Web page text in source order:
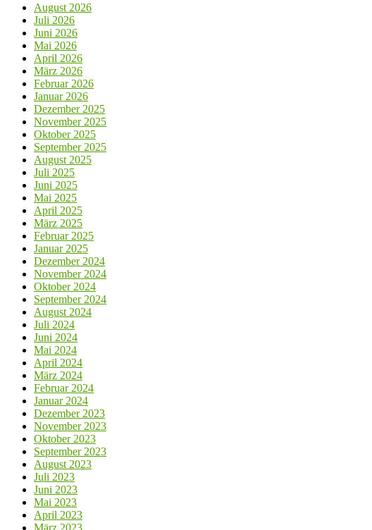
August 2026
Juli 2026
Juni 2026
Mai 2026
April 2026
März 2026
Februar 2026
Januar 2026
Dezember 2025
November 2025
Oktober 2025
September 2025
August 2025
Juli 2025
Juni 2025
Mai 2025
April 2025
März 2025
Februar 2025
Januar 2025
Dezember 2024
November 2024
Oktober 2024
September 2024
August 2024
Juli 2024
Juni 2024
Mai 2024
April 2024
März 2024
Februar 2024
Januar 2024
Dezember 2023
November 2023
Oktober 2023
September 2023
August 2023
Juli 2023
Juni 2023
Mai 2023
April 2023
März 2023